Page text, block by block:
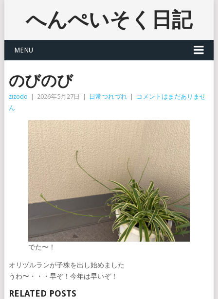
へんぺいそく日記
MENU
のびのび
zizodo 2026年5月27日 日常つれづれ
コメントはまだありませ
ん
でた〜！
オリヅルランが子株を出し始めました
うわ〜・・・早ぞ！今年は早いぞ！
RELATED POSTS